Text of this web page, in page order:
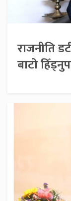
राजनीति
बाटो